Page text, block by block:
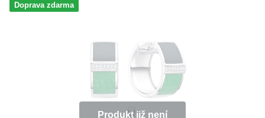
Doprava zdarma
Produkt již není